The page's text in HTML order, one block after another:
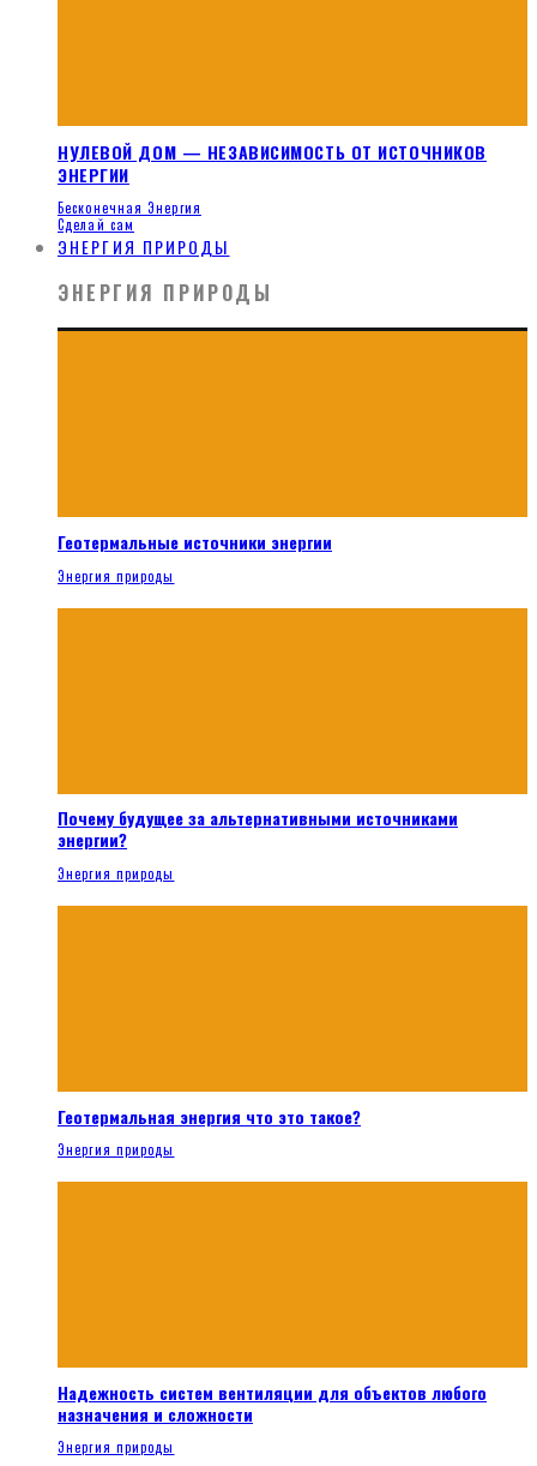
НУЛЕВОЙ ДОМ — НЕЗАВИСИМОСТЬ ОТ ИСТОЧНИКОВ
ЭНЕРГИИ
Бесконечная Энергия
Сделай сам
ЭНЕРГИЯ ПРИРОДЫ
ЭНЕРГИЯ ПРИРОДЫ
Геотермальные источники энергии
Энергия природы
Почему будущее за альтернативными источниками
энергии?
Энергия природы
Геотермальная энергия что это такое?
Энергия природы
Надежность систем вентиляции для объектов любого
назначения и сложности
Энергия природы